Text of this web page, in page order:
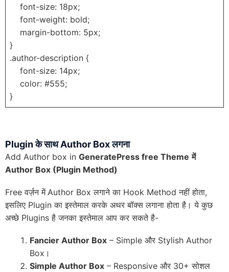
font-size: 18px;
font-weight: bold;
margin-bottom: 5px;
}
.author-description {
font-size: 14px;
color: #555;
}
Plugin के साथ Author Box लगना
Add Author box in GeneratePress free Theme में
Author Box (Plugin Method)
Free वर्ज़न में Author Box लगाने का Hook Method नहीं होता,
इसलिए Plugin का इस्तेमाल करके अथर बॉक्स लगाना होता है। ये कुछ
अच्छे Plugins है जनका इस्तेमाल आप कर सकते है-
Fancier Author Box – Simple और Stylish Author
Box।
Simple Author Box – Responsive और 30+ सोशल